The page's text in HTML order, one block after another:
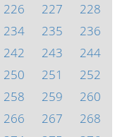
226 227
228
234 235
236
242 243
244
250 251
252
258 259
260
266 267
268